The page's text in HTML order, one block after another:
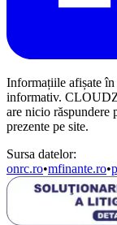
Informațiile afișate
informativ.
are nicio răspundere
prezente pe site.
Sursa datelor:
onrc.ro•mfinante.ro•